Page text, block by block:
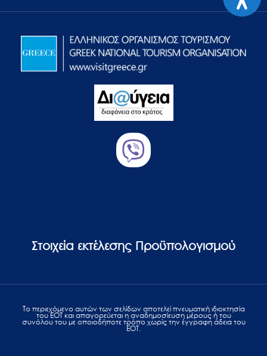
Στοιχεία εκτέλεσης Προϋπολογισμού
Το περιεχόμενο αυτών των σελίδων αποτελεί πvευματική ιδιοκτησία
του ΕΟΤ και απαγορεύεται η αναδημοσίευση μέρους ή του
συνόλου του με οποιοδήποτε τρόπο χωρίς την έγγραφη άδεια του
ΕΟΤ.